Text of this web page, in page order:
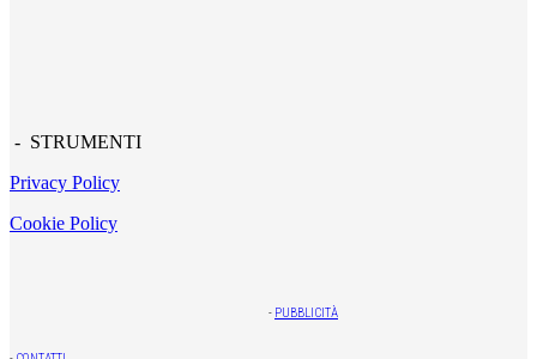
- STRUMENTI
Privacy Policy
Cookie Policy
- PUBBLICITÀ